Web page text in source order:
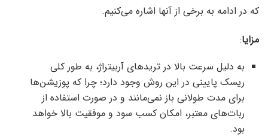
که در ادامه به برخی از آنها اشاره می‌کنیم.
مزایا:
به دلیل سرعت بالا در تریدهای آربیتراژ، به طور کلی
ریسک پایینی در این روش وجود دارد؛ چرا که پوزیشن‌ها
برای مدت طولانی باز نمی‌مانند و در صورت استفاده از
ربات‌های معتبر، امکان کسب سود و موفقیت بالا خواهد
بود.